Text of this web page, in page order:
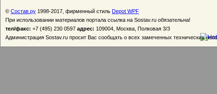
© Состав.ру 1998-2017, фирменный стиль Depot WPF
При использовании материалов портала ссылка на Sostav.ru обязательна!
тел/факс: +7 (495) 230 0597 адрес: 109004, Москва, Полковая 3/3
Администрация Sostav.ru просит Вас сообщать о всех замеченных технических